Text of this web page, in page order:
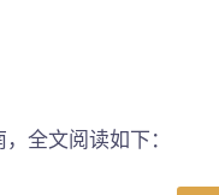
全文阅读如下：